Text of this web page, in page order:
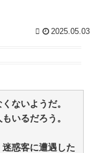
マトが、妊娠中
わりが終わった瞬
おまとめアンテナ
2025.05.03
ないようだ。
いるだろう。
惑客に遭遇した